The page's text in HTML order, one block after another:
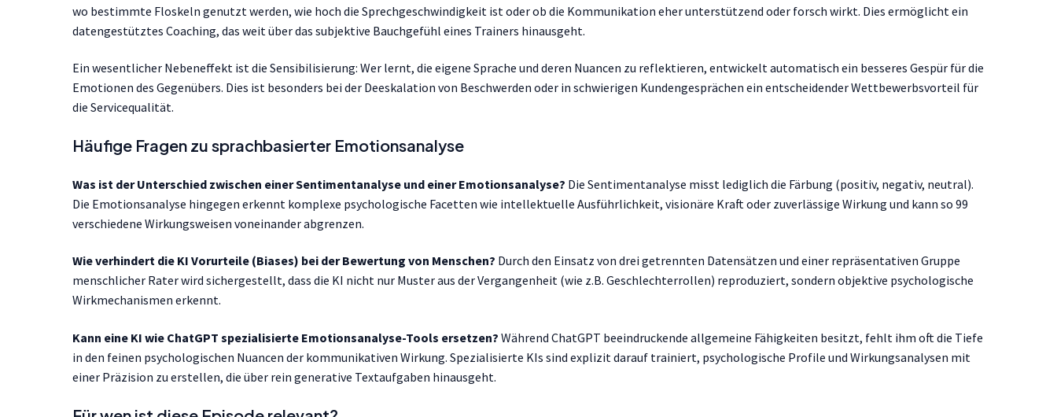
wo bestimmte Floskeln genutzt werden, wie hoch die Sprechgeschwindigkeit ist oder ob die Kommunikation eher unterstützend oder forsch wirkt. Dies ermöglicht ein
datengestütztes Coaching, das weit über das subjektive Bauchgefühl eines Trainers hinausgeht.
Ein wesentlicher Nebeneffekt ist die Sensibilisierung: Wer lernt, die eigene Sprache und deren Nuancen zu reflektieren, entwickelt automatisch ein besseres Gespür für die
Emotionen des Gegenübers. Dies ist besonders bei der Deeskalation von Beschwerden oder in schwierigen Kundengesprächen ein entscheidender Wettbewerbsvorteil für
die Servicequalität.
Häufige Fragen zu sprachbasierter Emotionsanalyse
Was ist der Unterschied zwischen einer Sentimentanalyse und einer Emotionsanalyse? Die Sentimentanalyse misst lediglich die Färbung (positiv, negativ, neutral).
Die Emotionsanalyse hingegen erkennt komplexe psychologische Facetten wie intellektuelle Ausführlichkeit, visionäre Kraft oder zuverlässige Wirkung und kann so 99
verschiedene Wirkungsweisen voneinander abgrenzen.
Wie verhindert die KI Vorurteile (Biases) bei der Bewertung von Menschen? Durch den Einsatz von drei getrennten Datensätzen und einer repräsentativen Gruppe
menschlicher Rater wird sichergestellt, dass die KI nicht nur Muster aus der Vergangenheit (wie z.B. Geschlechterrollen) reproduziert, sondern objektive psychologische
Wirkmechanismen erkennt.
Kann eine KI wie ChatGPT spezialisierte Emotionsanalyse-Tools ersetzen? Während ChatGPT beeindruckende allgemeine Fähigkeiten besitzt, fehlt ihm oft die Tiefe
in den feinen psychologischen Nuancen der kommunikativen Wirkung. Spezialisierte KIs sind explizit darauf trainiert, psychologische Profile und Wirkungsanalysen mit
einer Präzision zu erstellen, die über rein generative Textaufgaben hinausgeht.